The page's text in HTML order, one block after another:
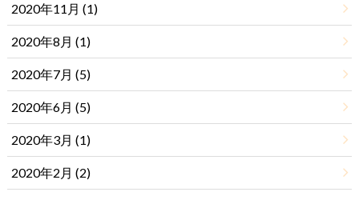
2020年11月 (1)
2020年8月 (1)
2020年7月 (5)
2020年6月 (5)
2020年3月 (1)
2020年2月 (2)